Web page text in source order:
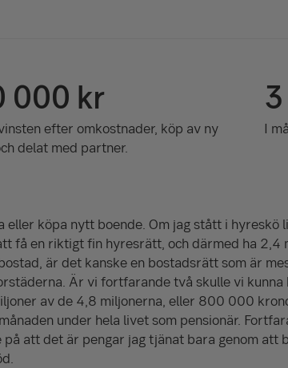
000 kr
efter omkostnader, köp av ny
delat med partner.
I
köpa nytt boende. Om jag stått i hyreskö
få en riktigt fin hyresrätt, och därmed ha 2,4
är det kanske en bostadsrätt som är
Är vi fortfarande två skulle vi
av de 4,8 miljonerna, eller 800 000
under hela livet som pensionär.
att det är pengar jag tjänat bara genom att